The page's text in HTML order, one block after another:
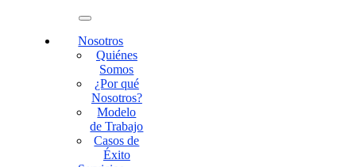
Nosotros
Quiénes
Somos
¿Por qué
Nosotros?
Modelo
de Trabajo
Casos de
Éxito